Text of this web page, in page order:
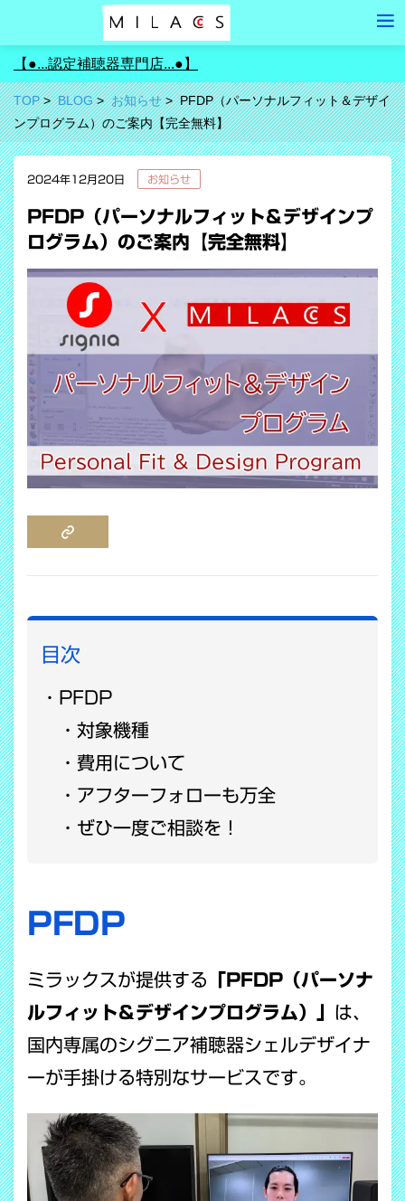
【●...認定補聴器専門店...●】
TOP BLOG お知らせ
PFDP（パーソナルフィット＆デザイ
ンプログラム）のご案内【完全無料】
2024年12月20日 お知らせ
PFDP（パーソナルフィット＆デザインプ
ログラム）のご案内【完全無料】
目次
PFDP
対象機種
費用について
アフターフォローも万全
ぜひ一度ご相談を！
PFDP
ミラックスが提供する 「PFDP（パーソナ
ルフィット＆デザインプログラム）」 は、
国内専属のシグニア補聴器シェルデザイナ
ーが手掛ける特別なサービスです。